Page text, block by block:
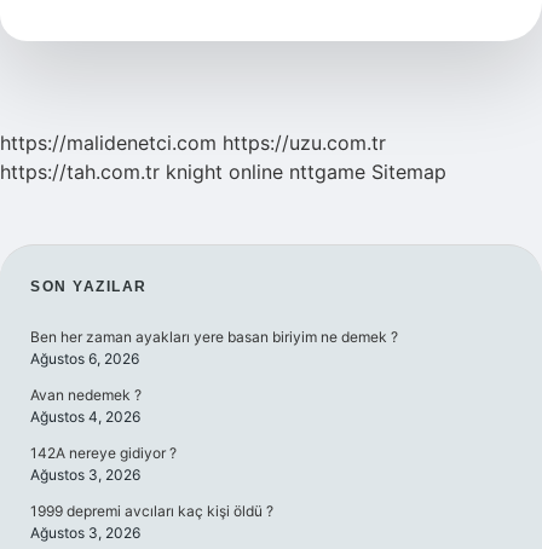
https://malidenetci.com https://uzu.com.tr
https://tah.com.tr knight online nttgame Sitemap
SIDEBAR
SON YAZILAR
Ben her zaman ayakları yere basan biriyim ne demek ?
Ağustos 6, 2026
Avan nedemek ?
Ağustos 4, 2026
142A nereye gidiyor ?
Ağustos 3, 2026
1999 depremi avcıları kaç kişi öldü ?
Ağustos 3, 2026